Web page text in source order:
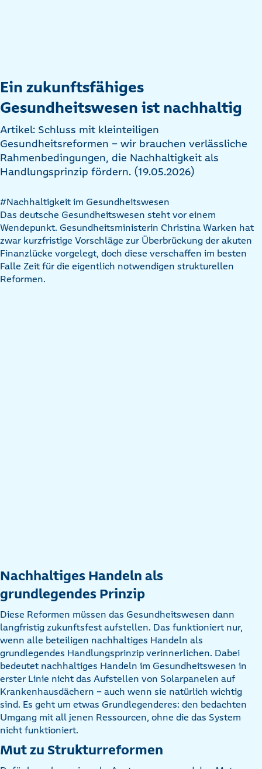
Ein zukunftsfähiges
Gesundheitswesen ist nachhaltig
Artikel: Schluss mit kleinteiligen
Gesundheitsreformen - wir brauchen verlässliche
Rahmenbedingungen, die Nachhaltigkeit als
Handlungsprinzip fördern. (19.05.2026)
#Nachhaltigkeit im Gesundheitswesen
Das deutsche Gesundheitswesen steht vor einem
Wendepunkt. Gesundheitsministerin Christina Warken hat
zwar kurzfristige Vorschläge zur Überbrückung der akuten
Finanzlücke vorgelegt, doch diese verschaffen im besten
Falle Zeit für die eigentlich notwendigen strukturellen
Reformen.
Nachhaltiges Handeln als
grundlegendes Prinzip
Diese Reformen müssen das Gesundheitswesen dann
langfristig zukunftsfest aufstellen. Das funktioniert nur,
wenn alle beteiligen nachhaltiges Handeln als
grundlegendes Handlungsprinzip verinnerlichen. Dabei
bedeutet nachhaltiges Handeln im Gesundheitswesen in
erster Linie nicht das Aufstellen von Solarpanelen auf
Krankenhausdächern – auch wenn sie natürlich wichtig
sind. Es geht um etwas Grundlegenderes: den bedachten
Umgang mit all jenen Ressourcen, ohne die das System
nicht funktioniert.
Mut zu Strukturreformen